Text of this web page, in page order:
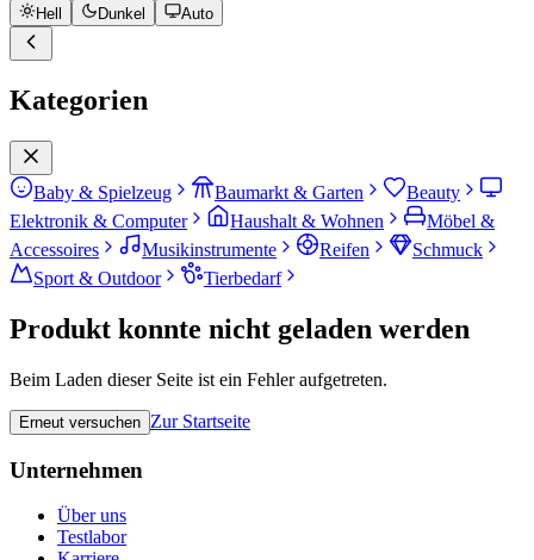
Hell Dunkel Auto
Kategorien
Baby & Spielzeug Baumarkt & Garten
Beauty
Elektronik & Computer
Haushalt & Wohnen
Möbel &
Accessoires
Musikinstrumente Reifen
Schmuck
Sport & Outdoor
Tierbedarf
Produkt konnte nicht geladen werden
Beim Laden dieser Seite ist ein Fehler aufgetreten.
Erneut versuchen Zur Startseite
Unternehmen
Über uns
Testlabor